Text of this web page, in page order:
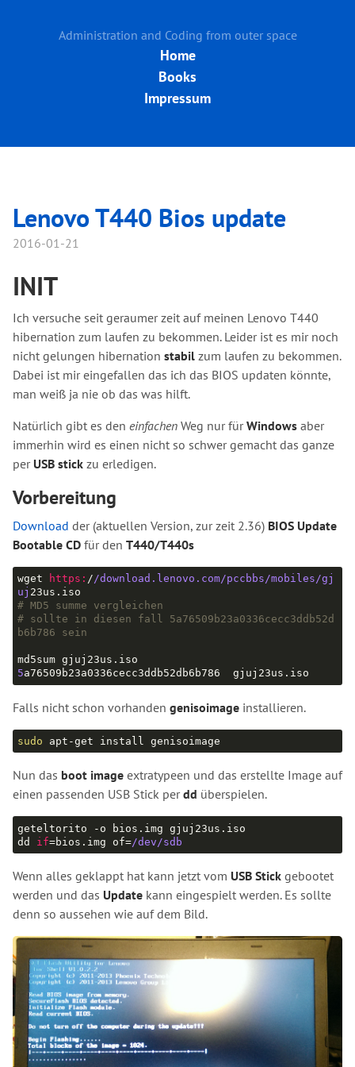
Administration and Coding from outer space
Home
Books
Impressum
Lenovo T440 Bios update
2016-01-21
INIT
Ich versuche seit geraumer zeit auf meinen Lenovo T440
hibernation zum laufen zu bekommen. Leider ist es mir noch
nicht gelungen hibernation stabil zum laufen zu bekommen.
Dabei ist mir eingefallen das ich das BIOS updaten könnte,
man weiß ja nie ob das was hilft.
Natürlich gibt es den einfachen Weg nur fürWindows aber
immerhin wird es einen nicht so schwer gemacht das ganze
per USB stick zu erledigen.
Vorbereitung
Download der (aktuellen Version, zur zeit 2.36) BIOS Update
Bootable CD für den T440/T440s
wget https: //download.lenovo.com/pccbbs/mobiles/gj
uj
# MD5 summe vergleichen
# sollte in diesen fall 5a76509b23a0336cecc3ddb52d
b6b786 sein
5
Falls nicht schon vorhanden genisoimage installieren.
sudo
Nun das boot image extratypeen und das erstellte Image auf
einen passenden USB Stick perdd überspielen.
geteltorito -o bios.img gjuj23us.iso
dd if=bios.img of=/dev/sdb
Wenn alles geklappt hat kann jetzt vom USB Stick gebootet
werden und das Update kann eingespielt werden. Es sollte
denn so aussehen wie auf dem Bild.